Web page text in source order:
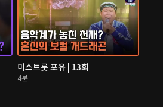
미스트롯 포유 | 13회
4분